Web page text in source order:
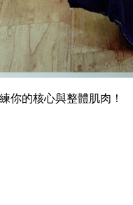
你的核心與整體肌肉！